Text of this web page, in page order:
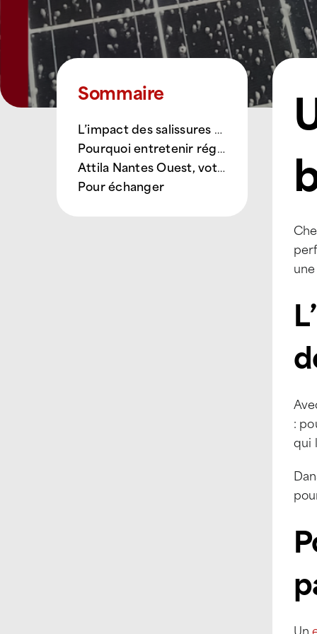
Sommaire
L’impact des salissures sur le rendement des panneaux solaires
Pourquoi entretenir régulièrement ses panneaux solaires ?
Attila Nantes Ouest, votre partenaire pour la performance de votre toiture
Pour échanger
:
qui
Un